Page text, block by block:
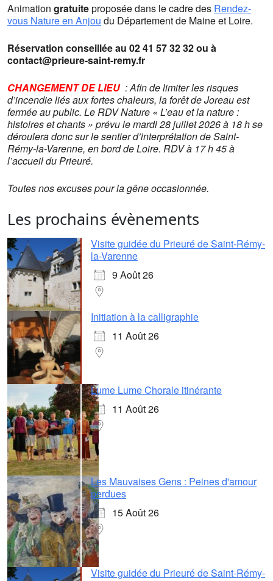
Animation gratuiteproposée dans le cadre des Rendez-
vous Nature en Anjou du Département de Maine et Loire.
Réservation conseillée au 02 41 57 32 32 ou à
contact@prieure-saint-remy.fr
CHANGEMENT DE LIEU:Afin de limiter les risques
d’incendie liés aux fortes chaleurs, la forêt de Joreau est
fermée au public. Le RDV Nature « L’eau et la nature :
histoires et chants » prévu le mardi 28 juillet 2026 à 18 h se
déroulera donc sur le sentier d’interprétation de Saint-
Rémy-la-Varenne, en bord de Loire. RDV à 17 h 45 à
l’accueil du Prieuré.
Toutes nos excuses pour la gêne occasionnée.
Les prochains évènements
Visite guidée du Prieuré de Saint-Rémy-
la-Varenne
9 Août 26
Initiation à la calligraphie
11 Août 26
Lume Lume Chorale itinérante
11 Août 26
Les Mauvaises Gens : Peines d'amour
perdues
15 Août 26
Visite guidée du Prieuré de Saint-Rémy-